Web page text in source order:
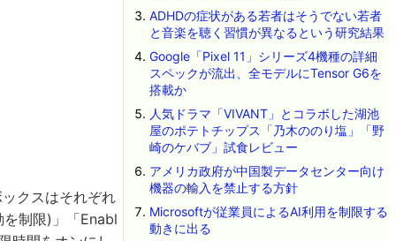
クスはそれぞれ
制限)」「Enabl
ADHDの症状がある若者はそうでない若者
と音楽を聴く習慣が異なるという研究結果
Google「Pixel 11」シリーズ4機種の詳細
スペックが流出、全モデルにTensor G6を
搭載か
人気ドラマ「VIVANT」とコラボした湖池
屋のポテトチップス「乃木ののり塩」「野
崎のケバブ」試食レビュー
アメリカ政府が中国製データセンター向け
機器の輸入を禁止する方針
Microsoftが従業員によるAI利用を制限する
動きに出る